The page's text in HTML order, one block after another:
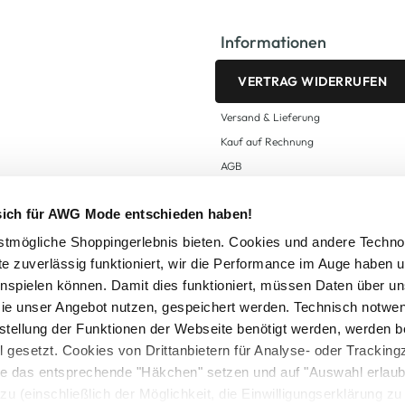
für AWG Mode entschieden haben!
Shoppingerlebnis bieten. Cookies und andere
zuverlässig funktioniert, wir die Performance im Auge haben
können. Damit dies funktioniert, müssen Daten über
unser Angebot nutzen, gespeichert werden. Technisch
der Funktionen der Webseite benötigt werden, werden
gesetzt. Cookies von Drittanbietern für Analyse- oder
das entsprechende "Häkchen" setzen und auf "Auswahl
(einschließlich der Möglichkeit, die Einwilligungserklärung
Informationen
VERTRAG WIDERRUFEN
Versand & Lieferung
Kauf auf Rechnung
AGB
Zahlungsarten
Datenschutz
AWG CARD Teilnahmebedingungen
Mehrwertsteuer zzgl.